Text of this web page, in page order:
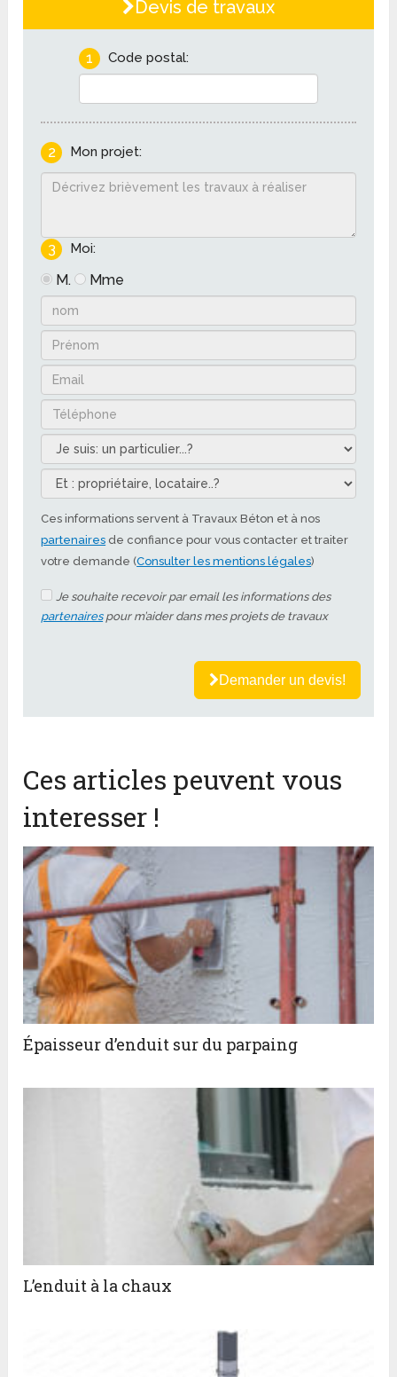
Devis de travaux
1 Code postal:
2 Mon projet:
3 Moi:
M. Mme
Ces informations servent à Travaux Béton et à nos
partenaires de confiance pour vous contacter et traiter
votre demande (Consulter les mentions légales)
Je souhaite recevoir par email les informations des
partenairespour m’aider dans mes projets de travaux
Demander un devis!
Ces articles peuvent vous
interesser !
Épaisseur d’enduit sur du parpaing
L’enduit à la chaux